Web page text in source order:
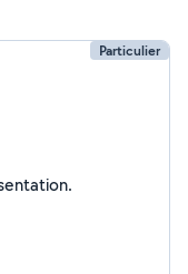
Particulier
renseigné ma présentation.